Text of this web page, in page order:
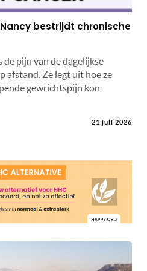
bestrijdt chronische
pijn van de dagelijkse
afstand. Ze legt uit hoe ze
gewrichtspijn kon
21 juli 2026